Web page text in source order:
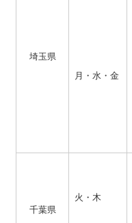
埼玉県
月・水・金
千葉県
火・木